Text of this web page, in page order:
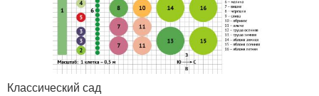
Классический сад